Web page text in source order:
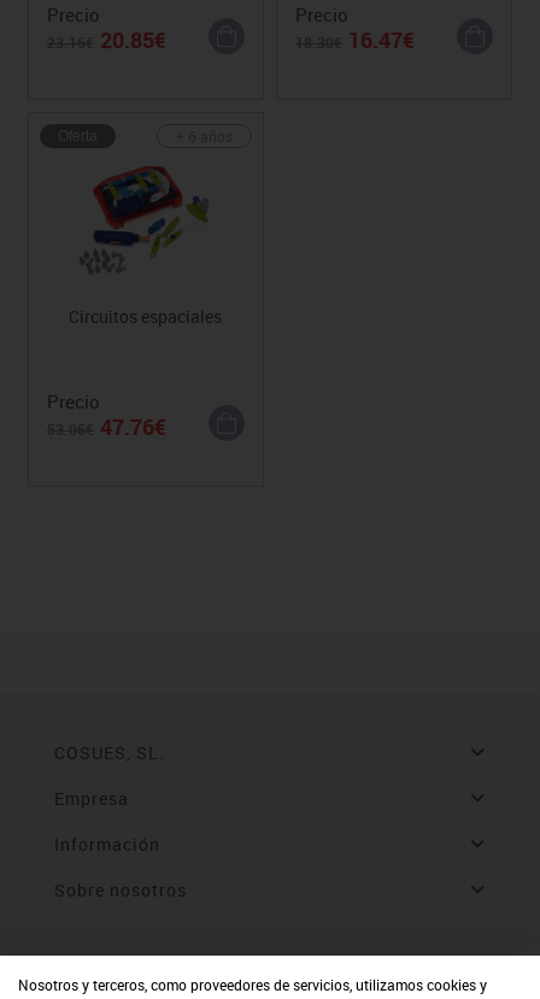
Precio
20.85€
Precio
16.47€
Oferta
Circuitos espaciales
Precio
47.76€
COSUES, SL.
Empresa
Información
Sobre nosotros
Nosotros y terceros, como proveedores de servicios, utilizamos cookies y